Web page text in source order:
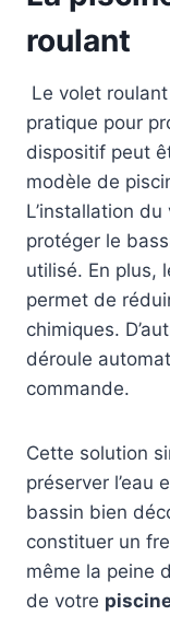
roulant
Le volet
pratique pour
dispositif peut
modèle de
L’installation
protéger le
utilisé. En plus,
permet de
chimiques.
déroule
commande.
Cette solution
préserver l’eau
bassin bien
constituer un
même la peine
de votre